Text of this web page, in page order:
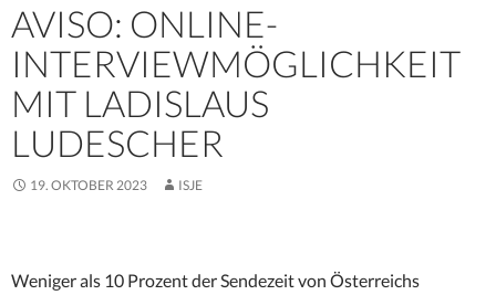
AVISO: ONLINE-
INTERVIEWMÖGLICHKEIT
MIT LADISLAUS
LUDESCHER
19. OKTOBER 2023 ISJE
Weniger als 10 Prozent der Sendezeit von Österreichs